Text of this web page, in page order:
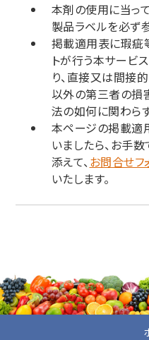
本剤の使用に当っ
製品ラベルを必ず
掲載適用表に瑕疵
トが行う本サービ
り、直接又は間接
以外の第三者の損
法の如何に関わら
本ページの掲載適
いましたら、お手
添えて、お問合せフ
いたします。